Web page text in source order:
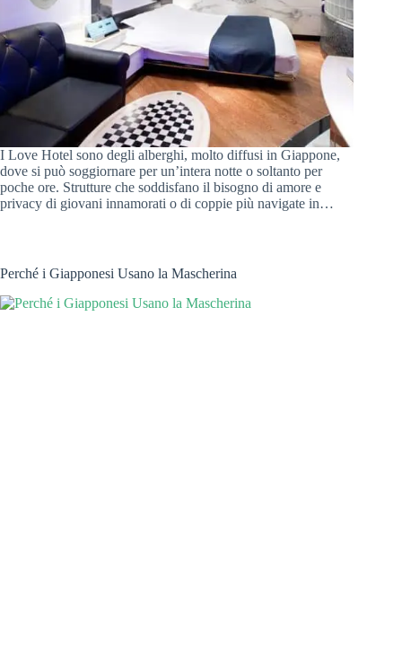
I Love Hotel sono degli alberghi, molto diffusi in Giappone,
dove si può soggiornare per un’intera notte o soltanto per
poche ore. Strutture che soddisfano il bisogno di amore e
privacy di giovani innamorati o di coppie più navigate in…
Perché i Giapponesi Usano la Mascherina